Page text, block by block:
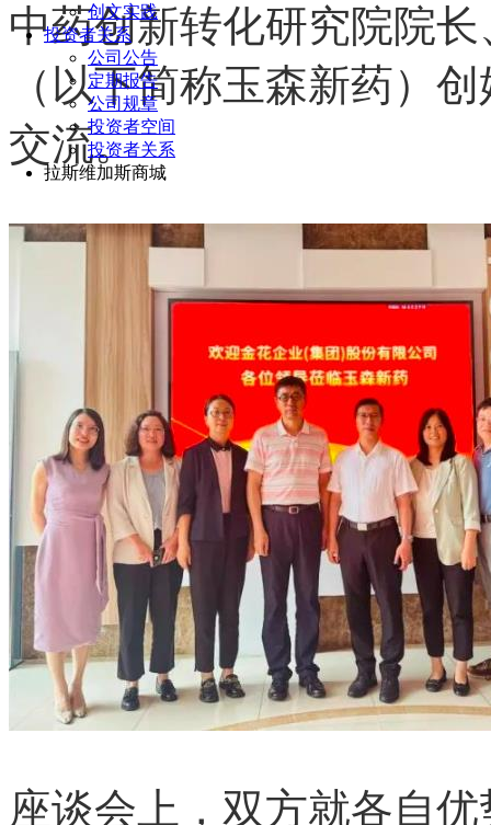
创文实践
投资者关系
公司公告
定期报告
公司规章
投资者空间
投资者关系
拉斯维加斯商城
中药创新转化研究院院
（以下简称玉森新药）
交流。
座谈会上，双方就各自